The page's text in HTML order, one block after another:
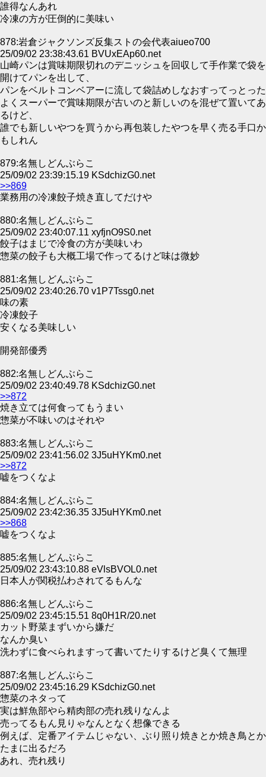
誰得なんあれ
冷凍の方が圧倒的に美味い
878:岩倉ジャクソンズ反集ストの会代表aiueo700
25/09/02 23:38:43.61 BVUxEAp60.net
山崎パンは賞味期限切れのデニッシュを回収して手作業で袋を
開けてパンを出して、
パンをベルトコンベアーに流して袋詰めしなおすってっとった
よくスーパーで賞味期限が古いのと新しいのを混ぜて置いてあ
るけど、
誰でも新しいやつを買うから再包装したやつを早く売る手口か
もしれん
879:名無しどんぶらこ
25/09/02 23:39:15.19 KSdchizG0.net
>>869
業務用の冷凍餃子焼き直してだけや
880:名無しどんぶらこ
25/09/02 23:40:07.11 xyfjnO9S0.net
餃子はまじで冷食の方が美味いわ
惣菜の餃子も大概工場で作ってるけど味は微妙
881:名無しどんぶらこ
25/09/02 23:40:26.70 v1P7Tssg0.net
味の素
冷凍餃子
安くなる美味しい
開発部優秀
882:名無しどんぶらこ
25/09/02 23:40:49.78 KSdchizG0.net
>>872
焼き立ては何食ってもうまい
惣菜が不味いのはそれや
883:名無しどんぶらこ
25/09/02 23:41:56.02 3J5uHYKm0.net
>>872
嘘をつくなよ
884:名無しどんぶらこ
25/09/02 23:42:36.35 3J5uHYKm0.net
>>868
嘘をつくなよ
885:名無しどんぶらこ
25/09/02 23:43:10.88 eVlsBVOL0.net
日本人が関税払わされてるもんな
886:名無しどんぶらこ
25/09/02 23:45:15.51 8q0H1R/20.net
カット野菜まずいから嫌だ
なんか臭い
洗わずに食べられますって書いてたりするけど臭くて無理
887:名無しどんぶらこ
25/09/02 23:45:16.29 KSdchizG0.net
惣菜のネタって
実は鮮魚部やら精肉部の売れ残りなんよ
売ってるもん見りゃなんとなく想像できる
例えば、定番アイテムじゃない、ぶり照り焼きとか焼き鳥とか
たまに出るだろ
あれ、売れ残り